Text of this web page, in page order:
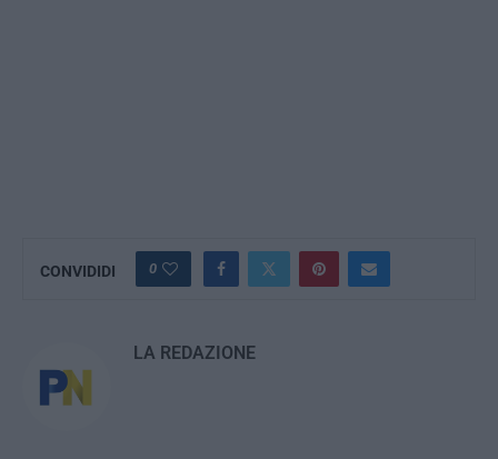
CONVIDIDI 0
LA REDAZIONE